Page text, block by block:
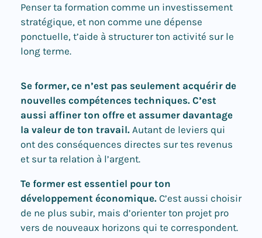
Penser ta formation comme un investissement
stratégique, et non comme une dépense
ponctuelle, t’aide à structurer ton activité sur le
long terme.
Se former, ce n’est pas seulement acquérir de
nouvelles compétences techniques. C’est
aussi affiner ton offre et assumer davantage
la valeur de ton travail. Autant de leviers qui
ont des conséquences directes sur tes revenus
et sur ta relation à l’argent.
Te former est essentiel pour ton
développement économique. C’est aussi choisir
de ne plus subir, mais d’orienter ton projet pro
vers de nouveaux horizons qui te correspondent.